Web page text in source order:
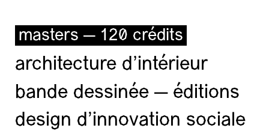
masters — 120 crédits
architecture d’intérieur
bande dessinée — éditions
design d'innovation sociale